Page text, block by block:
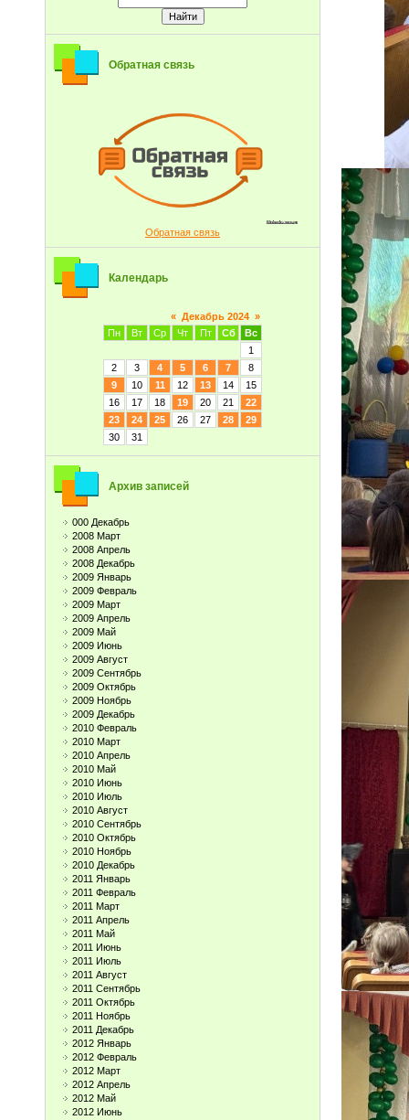
Обратная связь
Обратная связь
Календарь
« Декабрь 2024 »
Пн
Вт Ср Чт Пт Сб
Вс
1
2
3 4 5 6 7
8
9
10 11 12 13 14
15
16
17 18 19 20 21
22
23
24 25 26 27 28
29
30
31
Архив записей
000 Декабрь
2008 Март
2008 Апрель
2008 Декабрь
2009 Январь
2009 Февраль
2009 Март
2009 Апрель
2009 Май
2009 Июнь
2009 Август
2009 Сентябрь
2009 Октябрь
2009 Ноябрь
2009 Декабрь
2010 Февраль
2010 Март
2010 Апрель
2010 Май
2010 Июнь
2010 Июль
2010 Август
2010 Сентябрь
2010 Октябрь
2010 Ноябрь
2010 Декабрь
2011 Январь
2011 Февраль
2011 Март
2011 Апрель
2011 Май
2011 Июнь
2011 Июль
2011 Август
2011 Сентябрь
2011 Октябрь
2011 Ноябрь
2011 Декабрь
2012 Январь
2012 Февраль
2012 Март
2012 Апрель
2012 Май
2012 Июнь